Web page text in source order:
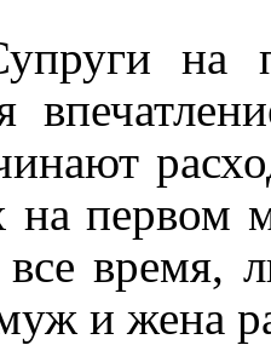
на
на первом
все время,
и жена